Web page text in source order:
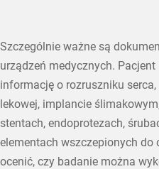
Szczególnie ważne są
urządzeń medycznych.
informację o rozruszniku
lekowej, implancie
stentach, endoprotezach,
elementach wszczepionych do
ocenić, czy badanie można